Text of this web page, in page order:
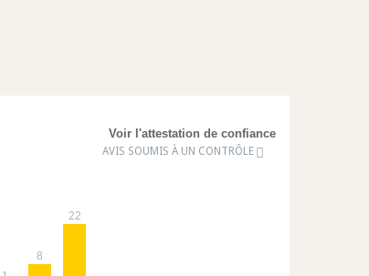
Voir l'attestation de confiance
AVIS SOUMIS À UN CONTRÔLE
8
22